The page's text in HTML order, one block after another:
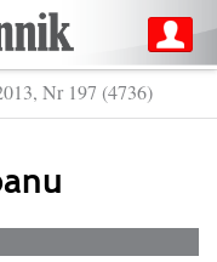
Nr 197 (4736)